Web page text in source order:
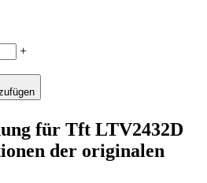
+
für Tft LTV2432D
der originalen